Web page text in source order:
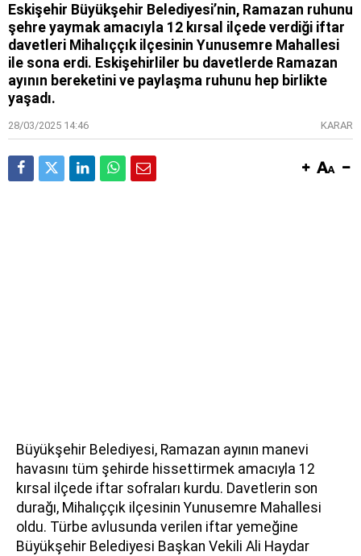
Eskişehir Büyükşehir Belediyesi’nin, Ramazan ruhunu
şehre yaymak amacıyla 12 kırsal ilçede verdiği iftar
davetleri Mihalıççık ilçesinin Yunusemre Mahallesi
ile sona erdi. Eskişehirliler bu davetlerde Ramazan
ayının bereketini ve paylaşma ruhunu hep birlikte
yaşadı.
28/03/2025 14:46 KARAR
Büyükşehir Belediyesi, Ramazan ayının manevi
havasını tüm şehirde hissettirmek amacıyla 12
kırsal ilçede iftar sofraları kurdu. Davetlerin son
durağı, Mihalıççık ilçesinin Yunusemre Mahallesi
oldu. Türbe avlusunda verilen iftar yemeğine
Büyükşehir Belediyesi Başkan Vekili Ali Haydar